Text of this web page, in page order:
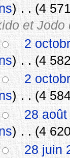
)‎. . (4
et Jodo
2
)‎. . (4
2
)‎. . (4
28
)‎. . (4
28 juin